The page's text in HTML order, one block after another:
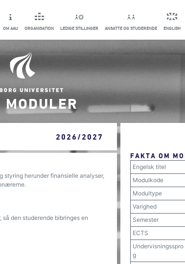
OM AAU ORGANISATION LEDIGE STILLINGER ANSATTE OG STUDERENDE ENGLISH
MODULER
2026/2027
styring herunder finansielle analyser,
den studerende bibringes en
FAKTA OM
Engelsk titel
Modulkode
Modultype
Varighed
Semester
ECTS
Undervisningsspro
g